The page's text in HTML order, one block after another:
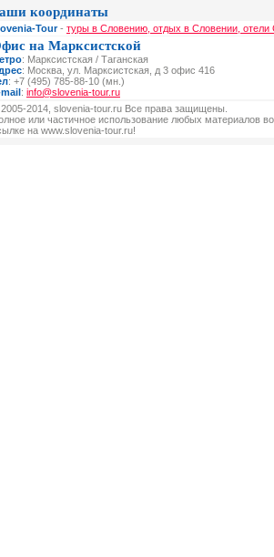
координаты
Tour- туры в Словению, отдых в Словении,
на Марксистской
: Марксистская / Таганская
: Москва, ул. Марксистская, д 3 офис 416
: +7 (495) 785-88-10 (мн.)
: info@slovenia-tour.ru
2014, slovenia-tour.ru Все права защищены.
или частичное использование любых материалов
на www.slovenia-tour.ru!